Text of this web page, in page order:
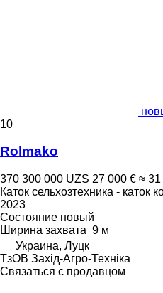
10
Rolmako
370 300 000 UZS 27 000 € ≈
Каток сельхозтехника - каток
2023
Состояние новый
Ширина захвата 9 м
Украина, Луцк
ТзОВ Захід-Агро-Техніка
Связаться с продавцом